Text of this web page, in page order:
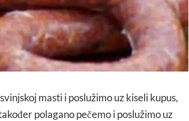
masti i poslužimo uz kiseli kupus,
polagano pečemo i poslužimo uz